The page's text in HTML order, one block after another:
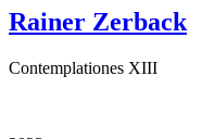
Rainer Zerback
Contemplationes XIII